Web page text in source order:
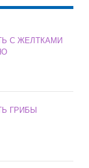
С ЖЕЛТКАМИ
ГРИБЫ